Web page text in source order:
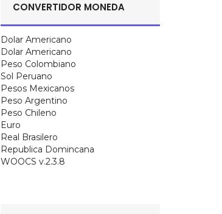
CONVERTIDOR MONEDA
Dolar Americano
Dolar Americano
Peso Colombiano
Sol Peruano
Pesos Mexicanos
Peso Argentino
Peso Chileno
Euro
Real Brasilero
Republica Domincana
WOOCS v.2.3.8